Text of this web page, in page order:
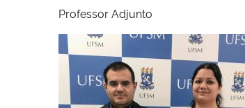
Professor Adjunto